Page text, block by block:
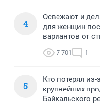
4
Освежают и
для женщин
вариантов от
7 701 1
5
Кто потерял
крупнейших
Байкальского